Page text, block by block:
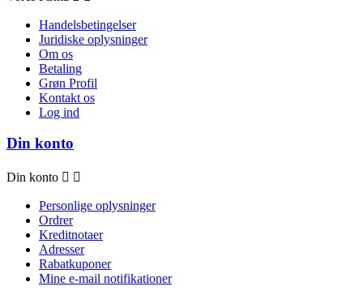
Handelsbetingelser
Juridiske oplysninger
Om os
Betaling
Grøn Profil
Kontakt os
Log ind
Din konto
Din konto  
Personlige oplysninger
Ordrer
Kreditnotaer
Adresser
Rabatkuponer
Mine e-mail notifikationer